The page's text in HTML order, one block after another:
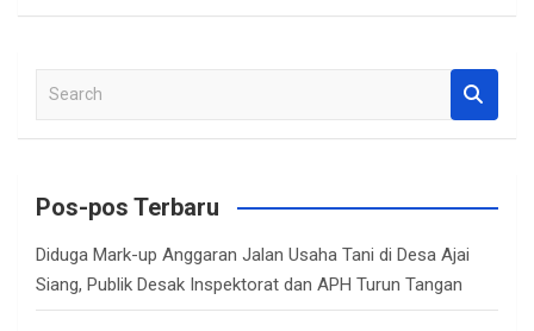
a
c
Pos-pos Terbaru
Diduga Mark-up Anggaran Jalan Usaha Tani di Desa Ajai
Siang, Publik Desak Inspektorat dan APH Turun Tangan